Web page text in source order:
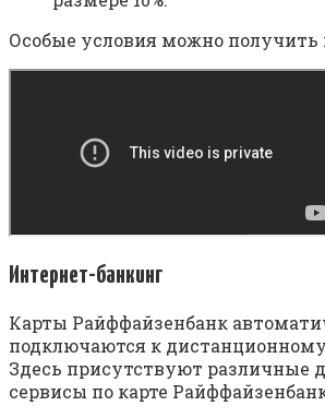
Особые условия можно получить
Интернет-банкинг
Карты Райффайзенбанк
подключаются к
Здесь присутствуют различные
сервисы по карте